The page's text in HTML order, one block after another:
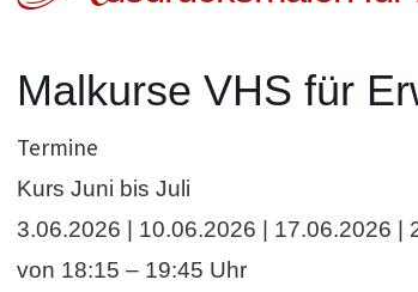
Malkurse VHS für
Termine
Kurs Juni bis Juli
3.06.2026 | 10.06.2026 | 17.06.2026 |
von 18:15 – 19:45 Uhr